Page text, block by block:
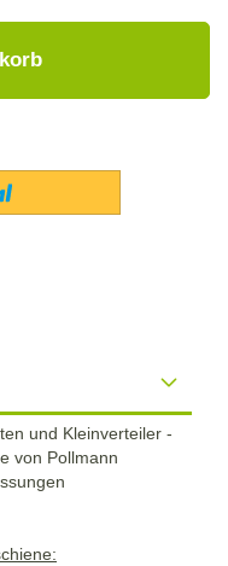
und Kleinverteiler -
von Pollmann